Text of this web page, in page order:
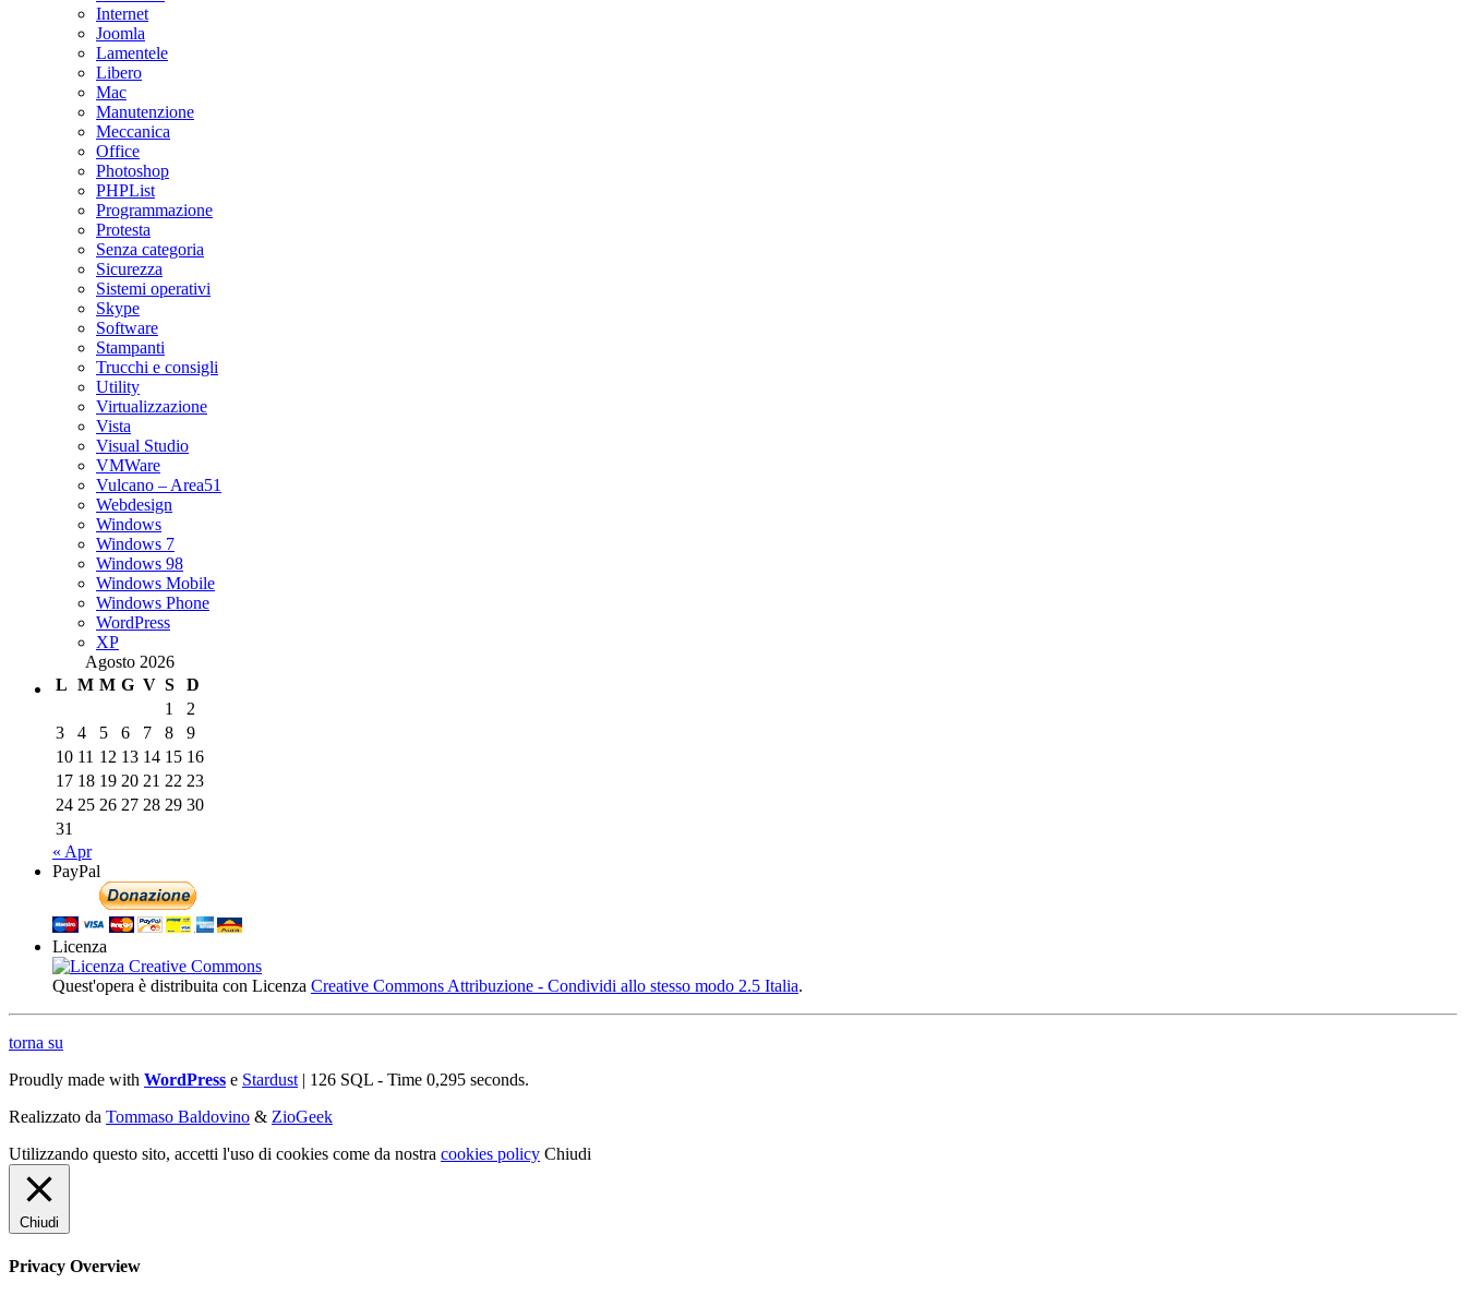
Internet
Joomla
Lamentele
Libero
Mac
Manutenzione
Meccanica
Office
Photoshop
PHPList
Programmazione
Protesta
Senza categoria
Sicurezza
Sistemi operativi
Skype
Software
Stampanti
Trucchi e consigli
Utility
Virtualizzazione
Vista
Visual Studio
VMWare
Vulcano – Area51
Webdesign
Windows
Windows 7
Windows 98
Windows Mobile
Windows Phone
WordPress
XP
Agosto 2026
L M M G V S
D
1
2
3
4 5 6 7 8
9
10 11 12 13 14 15 16
17 18 19 20 21 22 23
24 25 26 27 28 29 30
31
« Apr
PayPal
Licenza
Quest'opera è distribuita con Licenza Creative Commons Attribuzione - Condividi allo stesso modo 2.5 Italia.
torna su
Proudly made with WordPress e Stardust | 126 SQL - Time 0,295 seconds.
Realizzato da Tommaso Baldovino & ZioGeek
Utilizzando questo sito, accetti l'uso di cookies come da nostra cookies policy Chiudi
Chiudi
Privacy Overview